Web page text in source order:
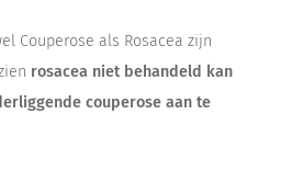
Couperose als Rosacea zijn
rosacea niet behandeld kan
couperose aan te